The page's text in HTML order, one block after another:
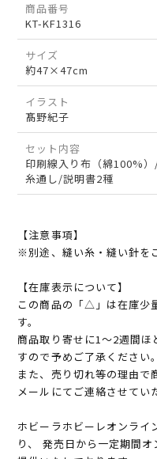
商品番号
KT-KF1316
サイズ
約47×47cm
イラスト
髙野紀子
セット内容
印刷線入り布（綿100%
糸通し/説明書2種
【注意事項】
※別途、縫い糸・縫い針を
【在庫表示について】
この商品の「△」は在庫少
す。
商品取り寄せに1～2週間ほ
すので予めご了承ください。
また、売り切れ等の理由で
メールにてご連絡させてい
ホビーラホビーレオンライ
り、 発売日から一定期間